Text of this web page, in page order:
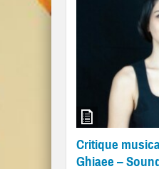
Critique
Ghiaee –